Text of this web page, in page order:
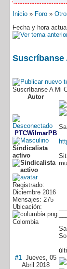
Inicio » Foro »
Fecha y hora
Suscríbanse
Suscríbanse A Mi
Autor
PTCWilmarPB
Sindicalista
activo
Registrado:
Diciembre 2016
Mensajes: 275
Ubicación:
Colombia
#1 Jueves, 05
Abril 2018